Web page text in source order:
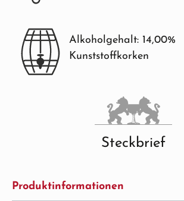
Alkoholgehalt: 14,00%
Kunststoffkorken
Steckbrief
Produktinformationen